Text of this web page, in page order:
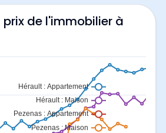
de l'immobilier à